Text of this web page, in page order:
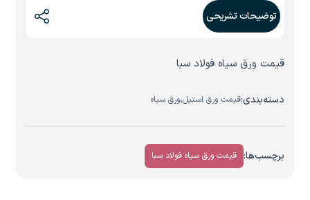
توضیحات تشریحی
قیمت ورق سیاه فولاد سبا
دسته‌بندی:قیمت ورق استیل،ورق سیاه
برچسب‌ها: قیمت ورق سیاه فولاد سبا